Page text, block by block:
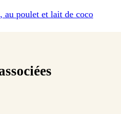
au poulet et lait de coco